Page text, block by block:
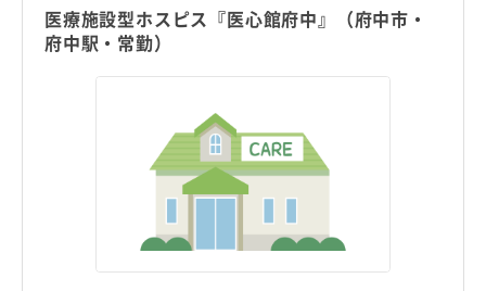
医療施設型ホスピス『医心館府中』（府中市・
府中駅・常勤）